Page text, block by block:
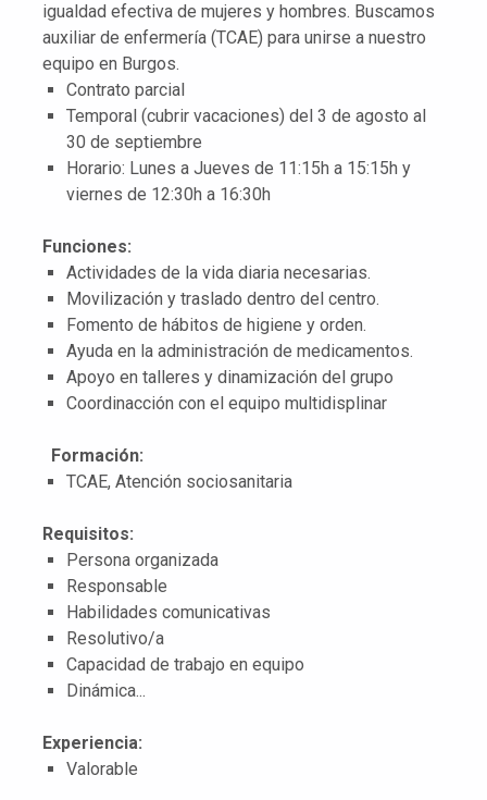
igualdad efectiva de mujeres y hombres. Buscamos
auxiliar de enfermería (TCAE) para unirse a nuestro
equipo en Burgos.
Contrato parcial
Temporal (cubrir vacaciones) del 3 de agosto al
30 de septiembre
Horario: Lunes a Jueves de 11:15h a 15:15h y
viernes de 12:30h a 16:30h
Funciones:
Actividades de la vida diaria necesarias.
Movilización y traslado dentro del centro.
Fomento de hábitos de higiene y orden.
Ayuda en la administración de medicamentos.
Apoyo en talleres y dinamización del grupo
Coordinacción con el equipo multidisplinar
Formación:
TCAE, Atención sociosanitaria
Requisitos:
Persona organizada
Responsable
Habilidades comunicativas
Resolutivo/a
Capacidad de trabajo en equipo
Dinámica...
Experiencia:
Valorable